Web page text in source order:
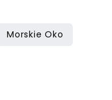
Morskie Oko